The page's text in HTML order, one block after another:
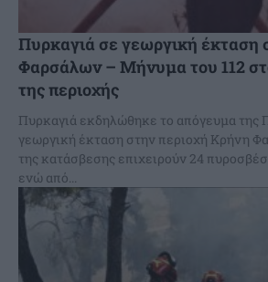
Πυρκαγιά σε γεωργική έκταση
Φαρσάλων – Μήνυμα του 112
της περιοχής
Πυρκαγιά εκδηλώθηκε το απόγευμα της
γεωργική έκταση στην περιοχή Κρήνη
της κατάσβεσης επιχειρούν 24
ενώ από...